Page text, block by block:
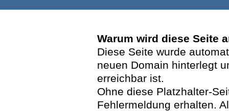
Warum wird diese Seite
Diese Seite wurde
neuen Domain hinterlegt
erreichbar ist.
Ohne diese Platzhalter-
Fehlermeldung erhalten.